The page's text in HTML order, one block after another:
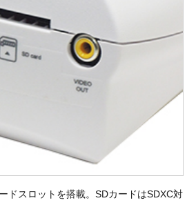
ドスロットを搭載。SDカードはSDXC対